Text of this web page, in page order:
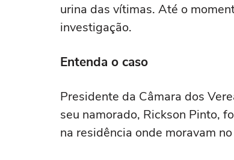
urina das vítimas. Até o
investigação.
Entenda o caso
Presidente da Câmara dos
seu namorado, Rickson Pinto,
na residência onde moravam